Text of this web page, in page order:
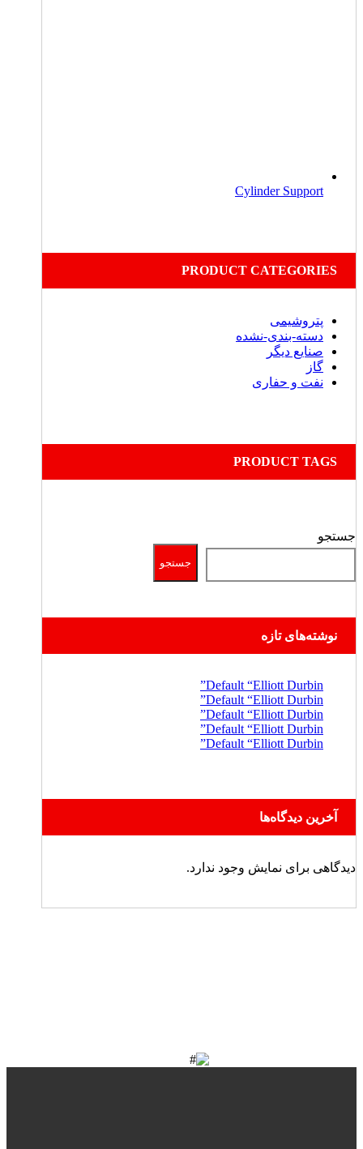
Cylinder Support
PRODUCT CATEGORIES
پتروشیمی
دسته-بندی-نشده
صنایع دیگر
گاز
نفت و حفاری
PRODUCT TAGS
جستجو
جستجو
نوشته‌های تازه
Default “Elliott Durbin”
Default “Elliott Durbin”
Default “Elliott Durbin”
Default “Elliott Durbin”
Default “Elliott Durbin”
آخرین دیدگاه‌ها
دیدگاهی برای نمایش وجود ندارد.